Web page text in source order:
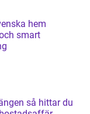
hem
smart
du